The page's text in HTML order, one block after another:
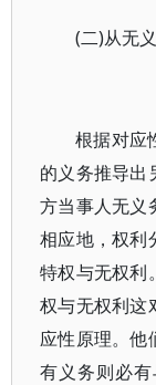
(二)从无
根据对应
的义务推导出
方当事人无义
相应地，权利
特权与无权利
权与无权利
应性原理。他
有义务则必